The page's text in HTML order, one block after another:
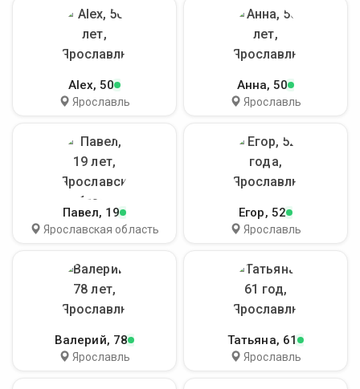
Alex, 50
Ярославль
Анна, 50
Ярославль
Павел, 19
Ярославская область
Егор, 52
Ярославль
Валерий, 78
Ярославль
Татьяна, 61
Ярославль